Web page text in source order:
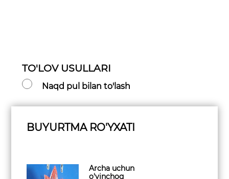
TO'LOV USULLARI
Naqd pul bilan to'lash
BUYURTMA RO'YXATI
Archa uchun
o'yinchoq